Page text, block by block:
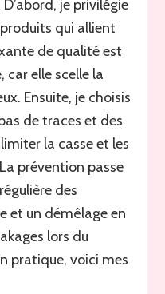
je privilégie
qui allient
de qualité est
car elle scelle la
Ensuite, je choisis
de traces et des
la casse et les
prévention passe
des
et un démêlage en
lors du
pratique, voici mes